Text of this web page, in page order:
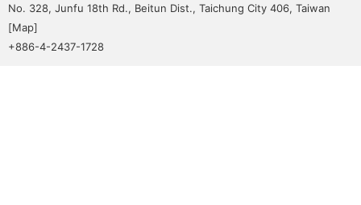
No. 328, Junfu 18th Rd., Beitun Dist., Taichung City 406, Taiwan
[Map]
+886-4-2437-1728